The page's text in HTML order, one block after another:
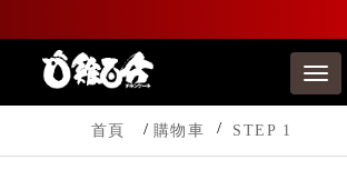
首頁 購物車 STEP 1